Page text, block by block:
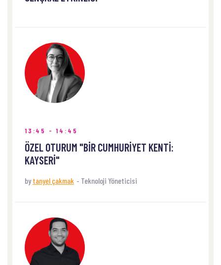
13:45 - 14:45
ÖZEL OTURUM "BİR CUMHURİYET KENTİ:
KAYSERİ"
bytanyel çakmak - Teknoloji Yöneticisi
WHERE
Hall 22, Building 2, New York, United States of
America